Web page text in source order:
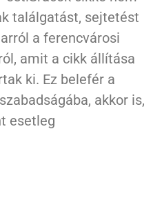
találgatást, sejtetést
a ferencvárosi
amit a cikk állítása
ki. Ez belefér a
akkor is,
esetleg